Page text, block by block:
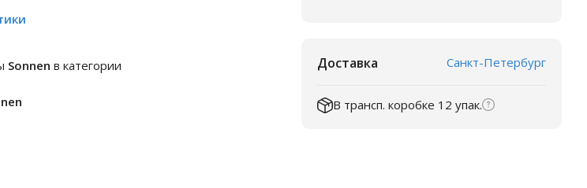
Sonnen в категории Доставка Санкт-Петербург
В трансп. коробке 12 упак.